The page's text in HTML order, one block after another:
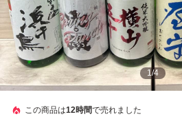
1/4
この商品は12時間で売れました